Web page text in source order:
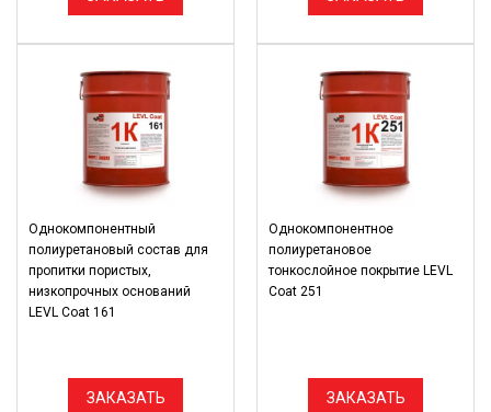
Однокомпонентный
полиуретановый состав для
пропитки пористых,
низкопрочных оснований
LEVL Coat 161
ЗАКАЗАТЬ
Однокомпонентное
полиуретановое
тонкослойное покрытие LEVL
Coat 251
ЗАКАЗАТЬ